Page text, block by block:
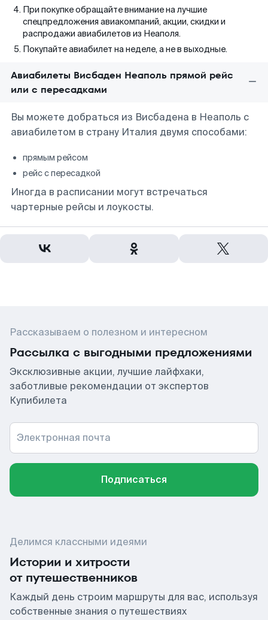
При покупке обращайте внимание на лучшие
спецпредложения авиакомпаний, акции, скидки и
распродажи авиабилетов из Неаполя.
Покупайте авиабилет на неделе, а не в выходные.
Авиабилеты Висбаден Неаполь прямой рейс
или с пересадками
Вы можете добраться из Висбадена в Неаполь с
авиабилетом в страну Италия двумя способами:
прямым рейсом
рейс с пересадкой
Иногда в расписании могут встречаться
чартерные рейсы и лоукосты.
Рассказываем о полезном и интересном
Рассылка с выгодными предложениями
Эксклюзивные акции, лучшие лайфхаки,
заботливые рекомендации от экспертов
Купибилета
Электронная почта
Подписаться
Делимся классными идеями
Истории и хитрости
от путешественников
Каждый день строим маршруты для вас, используя
собственные знания о путешествиях